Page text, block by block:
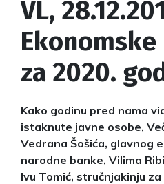
VL,
za 2020.
Kako godinu pred nama
istaknute javne osobe,
Vedrana Šošića, glavnog
narodne banke, Vilima
Ivu Tomić, stručnjakinju